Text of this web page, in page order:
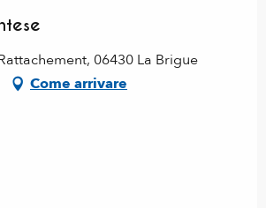
06430 La Brigue
Come arrivare